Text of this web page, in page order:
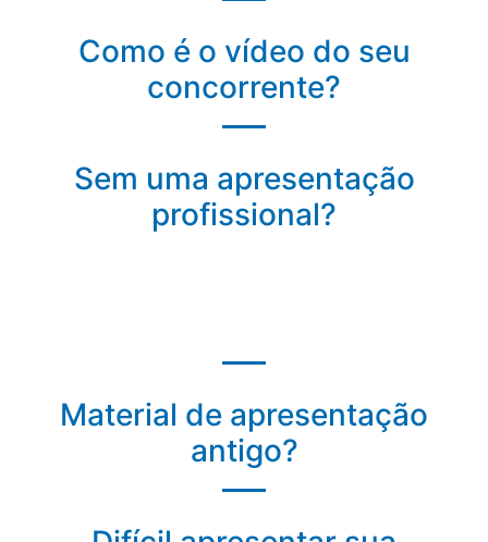
Como é o vídeo do seu
concorrente?
Sem uma apresentação
profissional?
Material de apresentação
antigo?